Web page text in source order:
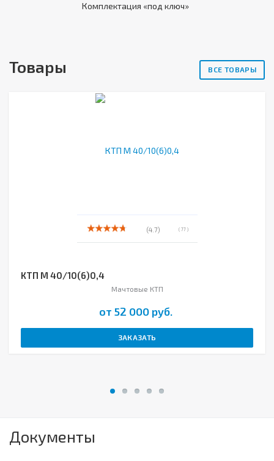
Комплектация «под ключ»
Товары ВСЕ ТОВАРЫ
(4.7) ( 77 )
КТП М 40/10(6)0,4
Мачтовые КТП
от 52 000 руб.
ЗАКАЗАТЬ
Документы